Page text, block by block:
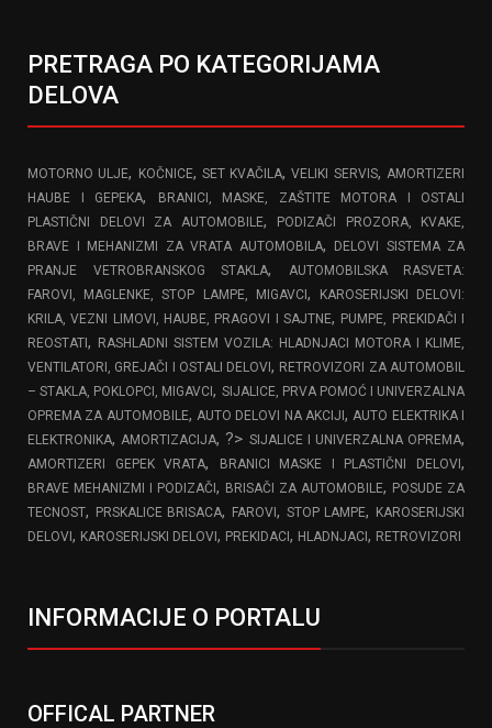
PRETRAGA PO KATEGORIJAMA
DELOVA
MOTORNO ULJE, KOČNICE, SET KVAČILA,VELIKI SERVIS,AMORTIZERI
HAUBE I GEPEKA,
BRANICI, MASKE, ZAŠTITE MOTORA I OSTALI
PLASTIČNI DELOVI ZA AUTOMOBILE,
PODIZAČI PROZORA, KVAKE,
BRAVE I MEHANIZMI ZA VRATA AUTOMOBILA,
DELOVI SISTEMA ZA
PRANJE VETROBRANSKOG STAKLA,
AUTOMOBILSKA RASVETA:
FAROVI, MAGLENKE, STOP LAMPE, MIGAVCI,
KAROSERIJSKI DELOVI:
KRILA, VEZNI LIMOVI, HAUBE, PRAGOVI I SAJTNE, PUMPE, PREKIDAČI I
REOSTATI, RASHLADNI SISTEM VOZILA: HLADNJACI MOTORA I KLIME,
VENTILATORI, GREJAČI I OSTALI DELOVI, RETROVIZORI ZA AUTOMOBIL
– STAKLA, POKLOPCI, MIGAVCI, SIJALICE, PRVA POMOĆ I UNIVERZALNA
OPREMA ZA AUTOMOBILE,AUTO DELOVI NA AKCIJI,AUTO ELEKTRIKA I
ELEKTRONIKA,AMORTIZACIJA, ?> SIJALICE I UNIVERZALNA OPREMA,
AMORTIZERI GEPEK VRATA, BRANICI MASKE I PLASTIČNI DELOVI,
BRAVE MEHANIZMI I PODIZAČI, BRISAČI ZA AUTOMOBILE, POSUDE ZA
TECNOST, PRSKALICE BRISACA, FAROVI, STOP LAMPE, KAROSERIJSKI
DELOVI, KAROSERIJSKI DELOVI, PREKIDACI, HLADNJACI, RETROVIZORI
INFORMACIJE O PORTALU
OFFICAL PARTNER